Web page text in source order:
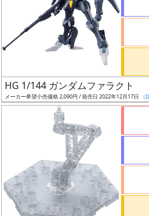
始
抽
選
活
HG 1/144 ガンダムファラクト
メーカー希望小売価格 2,090円 / 発売日 2022年12月17日 （